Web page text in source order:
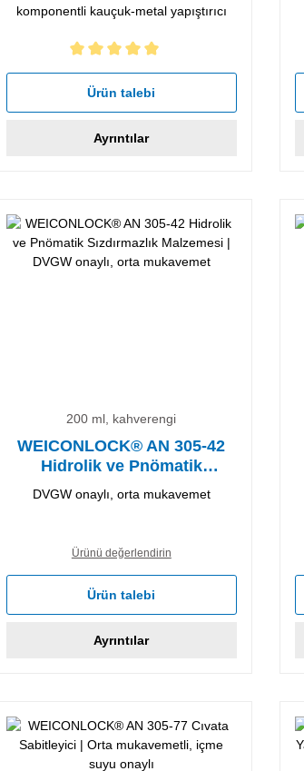
komponentli kauçuk-metal yapıştırıcı
5 yıldız üzerinden 5 ortalama puanı
Ürün talebi
Ayrıntılar
200 ml, kahverengi
WEICONLOCK® AN 305-42
Hidrolik ve Pnömatik
Sızdırmazlık Malzemesi
DVGW onaylı, orta mukavemet
Ürünü değerlendirin
Ürün talebi
Ayrıntılar